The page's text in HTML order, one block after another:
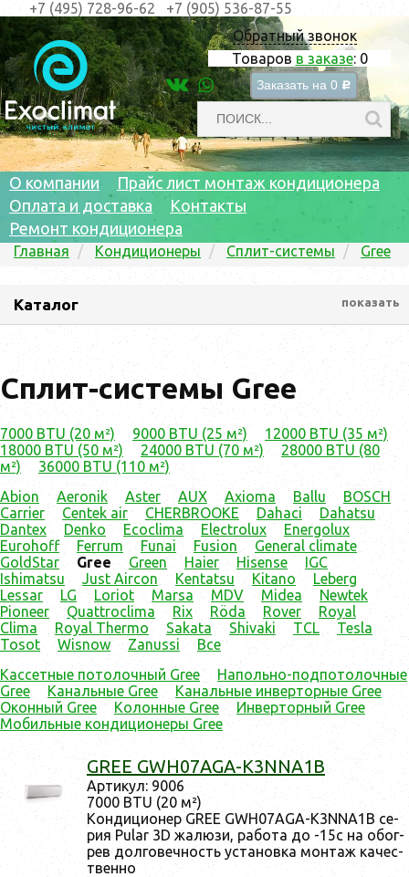
Обратный звонок
Товаров в заказе: 0
Заказать на 0 c
+7 (495) 728-96-62 +7 (905) 536-87-55
О компании
Прайс лист монтаж кондиционера
Оплата и доставка
Контакты
Ремонт кондиционера
Главная Кондиционеры Сплит-системы Gree
Каталог показать
Сплит-системы Gree
7000 BTU (20 м²) 9000 BTU (25 м²)
12000 BTU (35 м²)
18000 BTU (50 м²)
24000 BTU (70 м²)
28000 BTU (80
м²)
36000 BTU (110 м²)
Abion
Aeronik Aster AUX Axioma Ballu
BOSCH
Carrier
Centek air CHERBROOKE Dahaci
Dahatsu
Dantex
Denko Ecoclima Electrolux
Energolux
Eurohoff
Ferrum Funai Fusion
General climate
GoldStar
Gree Green Haier Hisense
IGC
Ishimatsu
Just Aircon Kentatsu Kitano
Leberg
Lessar
LG Loriot Marsa MDV Midea
Newtek
Pioneer
Quattroclima Rix Röda Rover
Royal
Clima
Royal Thermo Sakata Shivaki TCL
Tesla
Tosot
Wisnow Zanussi
Все
Кассетные потолочный Gree
Напольно-подпотолочные
Gree
Канальные Gree
Канальные инверторные Gree
Оконный Gree
Колонные Gree
Инверторный Gree
Мобильные кондиционеры Gree
GREE GWH07AGA-K3NNA1B
Ар­ти­кул: 9006
7000 BTU (20 м²)
Кон­ди­ци­онер GREE GWH07AGA-K3NNA1B се­
рия Pular 3D жа­люзи, ра­бота до -15с на обог­
рев дол­го­веч­ность ус­та­нов­ка мон­таж ка­чес­
твен­но